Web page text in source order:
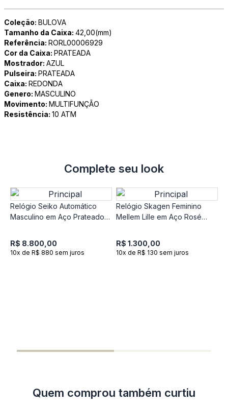
Coleção: BULOVA
Tamanho da Caixa: 42,00(mm)
Referência: RORL00006929
Cor da Caixa: PRATEADA
Mostrador: AZUL
Pulseira: PRATEADA
Caixa: REDONDA
Genero: MASCULINO
Movimento: MULTIFUNÇÃO
Resistência: 10 ATM
Complete seu look
Relógio Seiko Automático
Masculino em Aço Prateado
R$ 8.800,00
10x de R$ 880 sem juros
Relógio Skagen Feminino
Mellem Lille em Aço Rosé
R$ 1.300,00
10x de R$ 130 sem juros
Quem comprou também curtiu